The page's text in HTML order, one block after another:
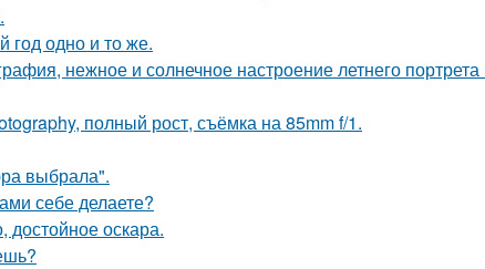
год одно и то же.
нежное и солнечное настроение летнего
полный рост, съёмка на 85mm f/1.
выбрала".
себе делаете?
достойное оскара.